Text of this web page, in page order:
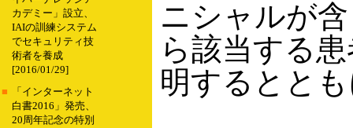
カデミー」設立、
IAIの訓練システム
でセキュリティ技
術者を養成
[2016/01/29]
■
「インターネット
白書2016」発売、
20周年記念の特別
ニシャルが
ら該当する
明するとと